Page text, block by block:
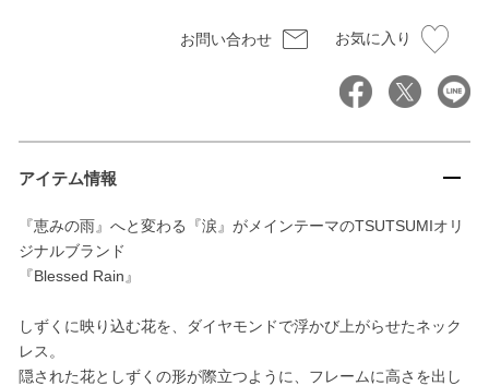
お問い合わせ お気に入り
アイテム情報
『恵みの雨』へと変わる『涙』がメインテーマのTSUTSUMIオリ
ジナルブランド
『Blessed Rain』
しずくに映り込む花を、ダイヤモンドで浮かび上がらせたネック
レス。
隠された花としずくの形が際立つように、フレームに高さを出し